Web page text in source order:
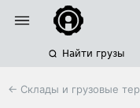
Найти грузы
← Склады и грузовые